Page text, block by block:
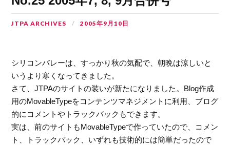
JTPA ARCHIVES 2005年9月10日
シリコンバレーは、すっかり秋の気配で、朝晩は涼しいと
いうより寒くなってきました。
さて、JTPAのサイトの装いが新たになりました。Blog作成
用のMovableTypeをコンテンツマネジメントに利用、ブログ
的にコメントやトラックバックもできます。
実は、前のサイトもMovableTypeで作っていたので、コメン
ト、トラックバック、いずれも技術的には簡単だったので